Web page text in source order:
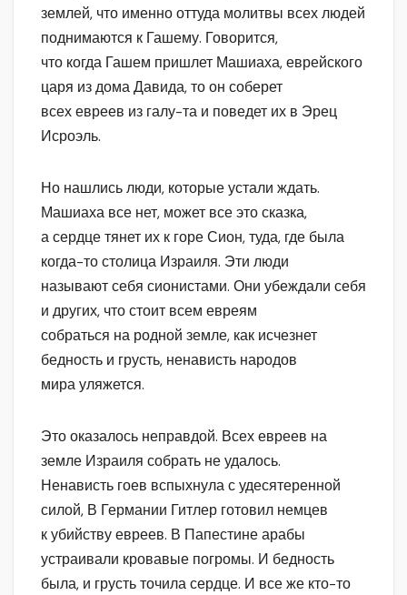
землей, что именно оттуда молитвы всех людей
поднимаются к Гашему. Говорится,
что когда Гашем пришлет Машиаха, еврейского
царя из дома Давида, то он соберет
всех евреев из галу-та и поведет их в Эрец
Исроэль.
Но нашлись люди, которые устали ждать.
Машиаха все нет, может все это сказка,
а сердце тянет их к горе Сион, туда, где была
когда-то столица Израиля. Эти люди
называют себя сионистами. Они убеждали себя
и других, что стоит всем евреям
собраться на родной земле, как исчезнет
бедность и грусть, ненависть народов
мира уляжется.
Это оказалось неправдой. Всех евреев на
земле Израиля собрать не удалось.
Ненависть гоев вспыхнула с удесятеренной
силой, В Германии Гитлер готовил немцев
к убийству евреев. В Папестине арабы
устраивали кровавые погромы. И бедность
была, и грусть точила сердце. И все же кто-то